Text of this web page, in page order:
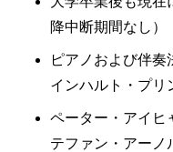
降中断期間なし）
ピアノおよび伴
インハルト・プリ
ペーター・アイヒ
テファン・アーノ